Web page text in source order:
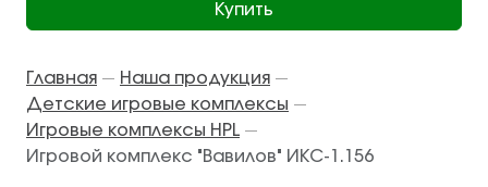
Купить
Главная — Наша продукция —
Детские игровые комплексы —
Игровые комплексы HPL —
Игровой комплекс "Вавилов" ИКС-1.156